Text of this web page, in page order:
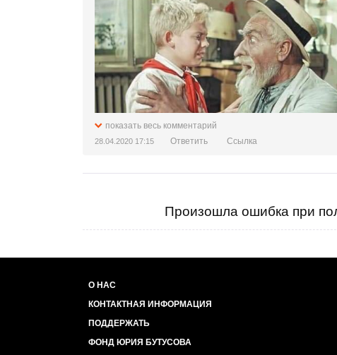
показать весь комментарий
28.04.2020 17:15 Ответить Ссылка
Произошла ошибка при
О НАС
КОНТАКТНАЯ ИНФОРМАЦИЯ
ПОДДЕРЖАТЬ
ФОНД ЮРИЯ БУТУСОВА